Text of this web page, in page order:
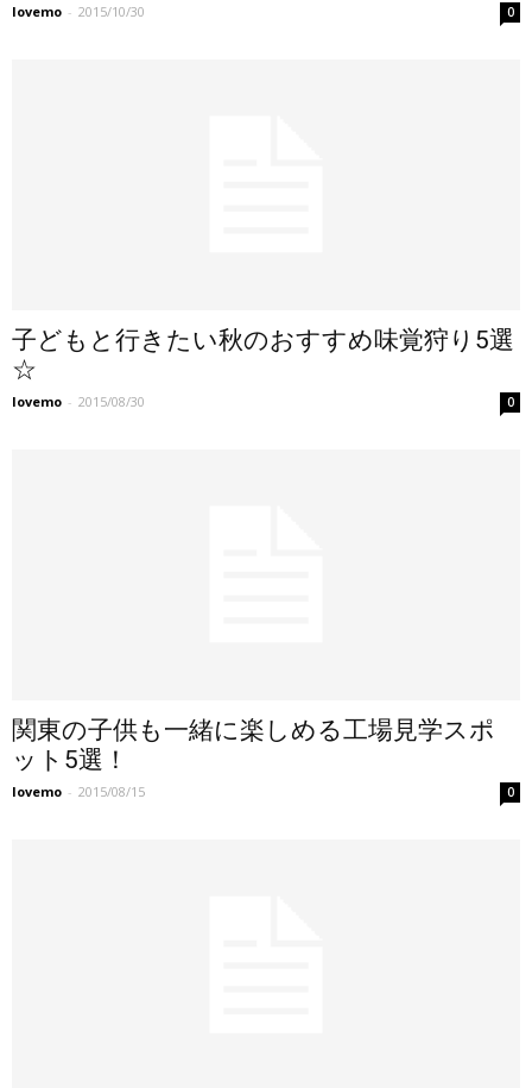
lovemo - 2015/10/30 0
子どもと行きたい秋のおすすめ味覚狩り5選
☆
lovemo - 2015/08/30 0
関東の子供も一緒に楽しめる工場見学スポ
ット5選！
lovemo - 2015/08/15 0